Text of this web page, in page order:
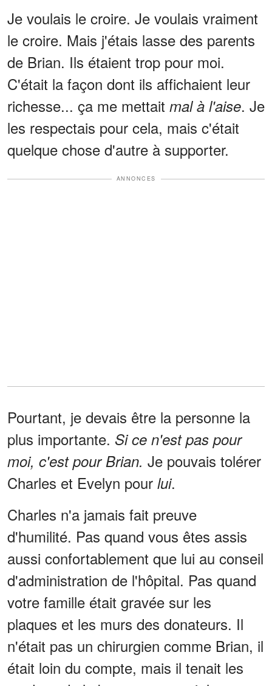
Je voulais le croire. Je voulais vraiment
le croire. Mais j'étais lasse des parents
de Brian. Ils étaient trop pour moi.
C'était la façon dont ils affichaient leur
richesse... ça me mettait mal à l'aise. Je
les respectais pour cela, mais c'était
quelque chose d'autre à supporter.
ANNONCES
Pourtant, je devais être la personne la
plus importante. Si ce n'est pas pour
moi, c'est pour Brian. Je pouvais tolérer
Charles et Evelyn pour lui.
Charles n'a jamais fait preuve
d'humilité. Pas quand vous êtes assis
aussi confortablement que lui au conseil
d'administration de l'hôpital. Pas quand
votre famille était gravée sur les
plaques et les murs des donateurs. Il
n'était pas un chirurgien comme Brian, il
était loin du compte, mais il tenait les